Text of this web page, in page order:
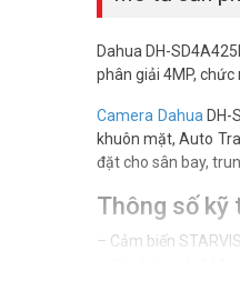
Dahua DH-
phân giải 4MP,
Camera Dahua DH-
khuôn mặt, Auto
đặt cho sân bay,
Thông số kỹ
– Cảm biến